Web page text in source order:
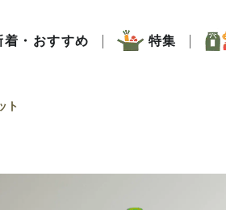
着・おすすめ 特集
ト